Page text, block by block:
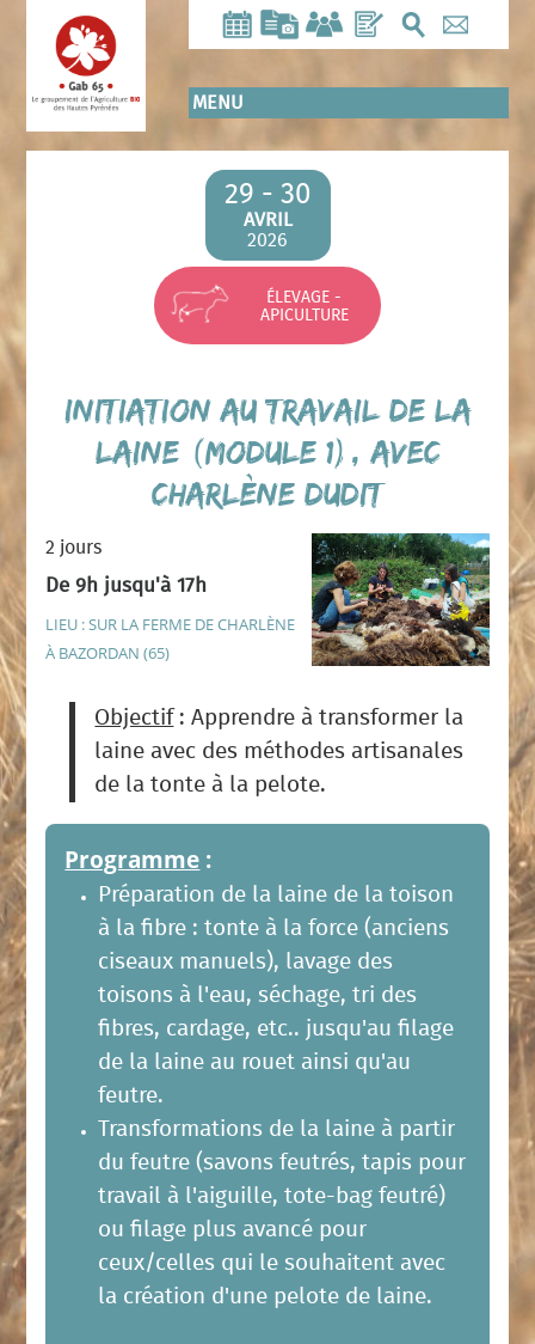
contenu
principal
MENU
29 - 30
AVRIL
2026
ÉLEVAGE -
APICULTURE
Initiation au travail de la
laine (Module 1), avec
Charlène DUDIT
2 jours
De 9h jusqu'à 17h
LIEU : SUR LA FERME DE CHARLÈNE
À BAZORDAN (65)
Objectif: Apprendre à transformer la
laine avec des méthodes artisanales
de la tonte à la pelote.
Programme :
Préparation de la laine de la toison
à la fibre : tonte à la force (anciens
ciseaux manuels), lavage des
toisons à l'eau, séchage, tri des
fibres, cardage, etc.. jusqu'au filage
de la laine au rouet ainsi qu'au
feutre.
Transformations de la laine à partir
du feutre (savons feutrés, tapis pour
travail à l'aiguille, tote-bag feutré)
ou filage plus avancé pour
ceux/celles qui le souhaitent avec
la création d'une pelote de laine.